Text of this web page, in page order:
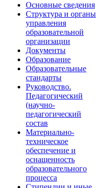
Основные сведения
Структура и органы
управления
образовательной
организации
Документы
Образование
Образовательные
стандарты
Руководство.
Педагогический
(научно-
педагогический
состав
Материально-
техническое
обеспечение и
оснащенность
образовательного
процесса